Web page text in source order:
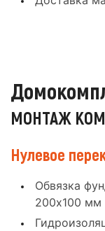
МОНТАЖ
Нулевое
Обвязка
200x100 мм